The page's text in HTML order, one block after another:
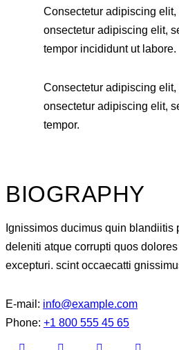
Consectetur adipiscing
onsectetur adipiscing elit,
tempor incididunt ut labore.
Consectetur adipiscing
onsectetur adipiscing elit,
tempor.
BIOGRAPHY
Ignissimos ducimus quin blandiitis
deleniti atque corrupti quos
excepturi. scint occaecatti
E-mail: info@example.com
Phone: +1 800 555 45 65